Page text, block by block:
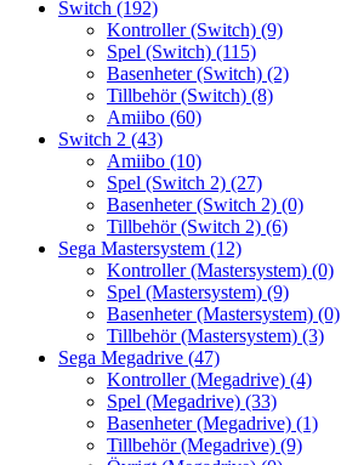
Switch (192)
Kontroller (Switch) (9)
Spel (Switch) (115)
Basenheter (Switch) (2)
Tillbehör (Switch) (8)
Amiibo (60)
Switch 2 (43)
Amiibo (10)
Spel (Switch 2) (27)
Basenheter (Switch 2) (0)
Tillbehör (Switch 2) (6)
Sega Mastersystem (12)
Kontroller (Mastersystem) (0)
Spel (Mastersystem) (9)
Basenheter (Mastersystem) (0)
Tillbehör (Mastersystem) (3)
Sega Megadrive (47)
Kontroller (Megadrive) (4)
Spel (Megadrive) (33)
Basenheter (Megadrive) (1)
Tillbehör (Megadrive) (9)